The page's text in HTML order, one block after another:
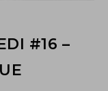
#16 –